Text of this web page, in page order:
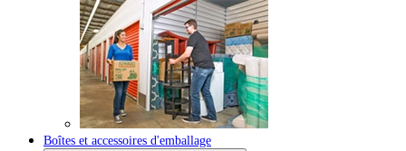
Boîtes et accessoires d'emballage